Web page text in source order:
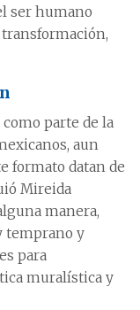
ser humano
parte de la
aun
formato datan de
Mireida
manera,
temprano y
para
muralística y